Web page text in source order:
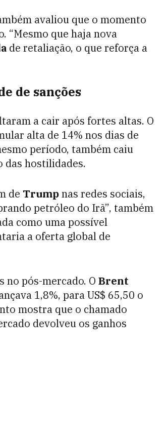
avaliou que o momento
“Mesmo que haja nova
de retaliação, o que reforça a
de sanções
a cair após fortes altas. O
alta de 14% nos dias de
período, também caiu
das hostilidades.
de Trumpnas redes sociais,
petróleo do Irã”, também
como uma possível
a oferta global de
no pós-mercado. O Brent
1,8%, para US$ 65,50 o
mostra que o chamado
devolveu os ganhos